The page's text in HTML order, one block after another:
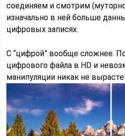
соединяем и смотрим
изначально в ней больше
цифровых записях.
С “цифрой” вообще сложнее.
цифрового файла в HD и
манипуляции никак не